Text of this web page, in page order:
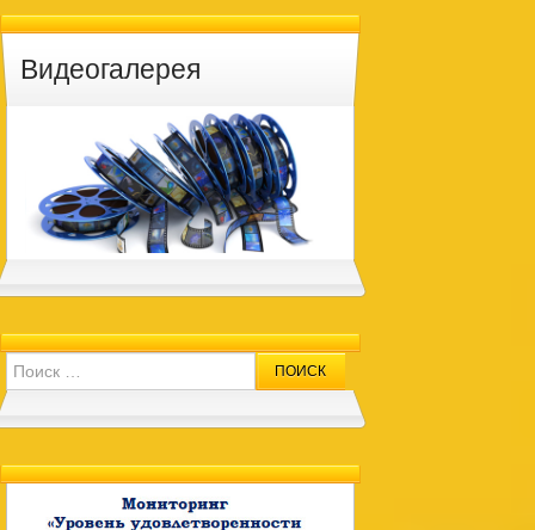
Видеогалерея
Search for: